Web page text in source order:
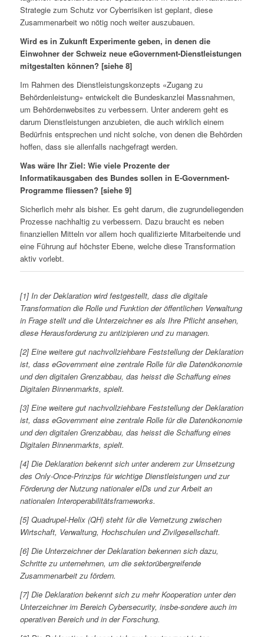
Strategie zum Schutz vor Cyberrisiken ist geplant, diese
Zusammenarbeit wo nötig noch weiter auszubauen.
Wird es in Zukunft Experimente geben, in denen die
Einwohner der Schweiz neue eGovernment-Dienstleistungen
mitgestalten können? [siehe 8]
Im Rahmen des Dienstleistungskonzepts «Zugang zu
Behördenleistung» entwickelt die Bundeskanzlei Massnahmen,
um Behördenwebsites zu verbessern. Unter anderem geht es
darum Dienstleistungen anzubieten, die auch wirklich einem
Bedürfnis entsprechen und nicht solche, von denen die Behörden
hoffen, dass sie allenfalls nachgefragt werden.
Was wäre Ihr Ziel: Wie viele Prozente der
Informatikausgaben des Bundes sollen in E-Government-
Programme fliessen? [siehe 9]
Sicherlich mehr als bisher. Es geht darum, die zugrundeliegenden
Prozesse nachhaltig zu verbessern. Dazu braucht es neben
finanziellen Mitteln vor allem hoch qualifizierte Mitarbeitende und
eine Führung auf höchster Ebene, welche diese Transformation
aktiv vorlebt.
[1] In der Deklaration wird festgestellt, dass die digitale
Transformation die Rolle und Funktion der öffentlichen Verwaltung
in Frage stellt und die Unterzeichner es als Ihre Pflicht ansehen,
diese Herausforderung zu antizipieren und zu managen.
[2] Eine weitere gut nachvollziehbare Feststellung der Deklaration
ist, dass eGovernment eine zentrale Rolle für die Datenökonomie
und den digitalen Grenzabbau, das heisst die Schaffung eines
Digitalen Binnenmarkts, spielt.
[3] Eine weitere gut nachvollziehbare Feststellung der Deklaration
ist, dass eGovernment eine zentrale Rolle für die Datenökonomie
und den digitalen Grenzabbau, das heisst die Schaffung eines
Digitalen Binnenmarkts, spielt.
[4] Die Deklaration bekennt sich unter anderem zur Umsetzung
des Only-Once-Prinzips für wichtige Dienstleistungen und zur
Förderung der Nutzung nationaler eIDs und zur Arbeit an
nationalen Interoperabilitätsframeworks.
[5] Quadrupel-Helix (QH) steht für die Vernetzung zwischen
Wirtschaft, Verwaltung, Hochschulen und Zivilgesellschaft.
[6] Die Unterzeichner der Deklaration bekennen sich dazu,
Schritte zu unternehmen, um die sektorübergreifende
Zusammenarbeit zu fördern.
[7] Die Deklaration bekennt sich zu mehr Kooperation unter den
Unterzeichner im Bereich Cybersecurity, insbe-sondere auch im
operativen Bereich und in der Forschung.